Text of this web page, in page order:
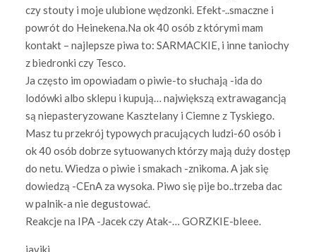
czy stouty i moje ulubione wędzonki. Efekt-..smaczne i
powrót do Heinekena.Na ok 40 osób z którymi mam
kontakt – najlepsze piwa to: SARMACKIE, i inne taniochy
z biedronki czy Tesco.
Ja często im opowiadam o piwie-to słuchają -ida do
lodówki albo sklepu i kupują… największą extrawagancją
są niepasteryzowane Kasztelany i Ciemne z Tyskiego.
Masz tu przekrój typowych pracujących ludzi-60 osób i
ok 40 osób dobrze sytuowanych którzy mają duży dostęp
do netu. Wiedza o piwie i smakach -znikoma. A jak się
dowiedzą -CEnA za wysoka. Piwo się pije bo..trzeba dac
w palnik-a nie degustować.
Reakcje na IPA -Jacek czy Atak-… GORZKIE-bleee.